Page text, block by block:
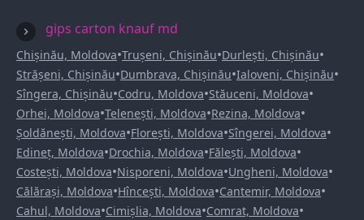
gips carton knauf md
Chișinău, Moldova•Trușeni, Chișinău•Durlești, Chișinău•
Strășeni, Chișinău•Dumbrava, Chișinău•Ialoveni, Chișinău•
Sîngera, Chișinău•Codru, Moldova•Stăuceni, Moldova•
Orhei, Moldova•Telenești, Moldova•Rezina, Moldova•
Șoldănești, Moldova•Florești, Moldova•Sîngerei, Moldova•
Edineț, Moldova•Drochia, Moldova•Fălești, Moldova•
Costești, Moldova•Nisporeni, Moldova•Ungheni, Moldova•
Călărași, Moldova•Hîncești, Moldova•Cantemir, Moldova•
Cahul, Moldova•Cimișlia, Moldova•Comrat, Moldova•